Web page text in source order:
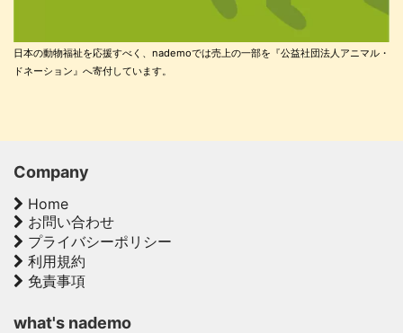
日本の動物福祉を応援すべく、nademoでは売上の一部を『公益社団法人アニマル・
ドネーション』へ寄付しています。
Company
Home
お問い合わせ
プライバシーポリシー
利用規約
免責事項
what's nademo